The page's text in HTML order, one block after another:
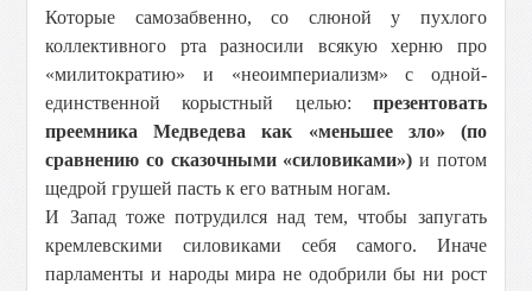
Которые самозабвенно, со слюной у пухлого
коллективного рта разносили всякую херню про
«милитократию» и «неоимпериализм» с одной-
единственной корыстный целью: презентовать
преемника Медведева как «меньшее зло» (по
сравнению со сказочными «силовиками») и потом
щедрой грушей пасть к его ватным ногам.
И Запад тоже потрудился над тем, чтобы запугать
кремлевскими силовиками себя самого. Иначе
парламенты и народы мира не одобрили бы ни рост